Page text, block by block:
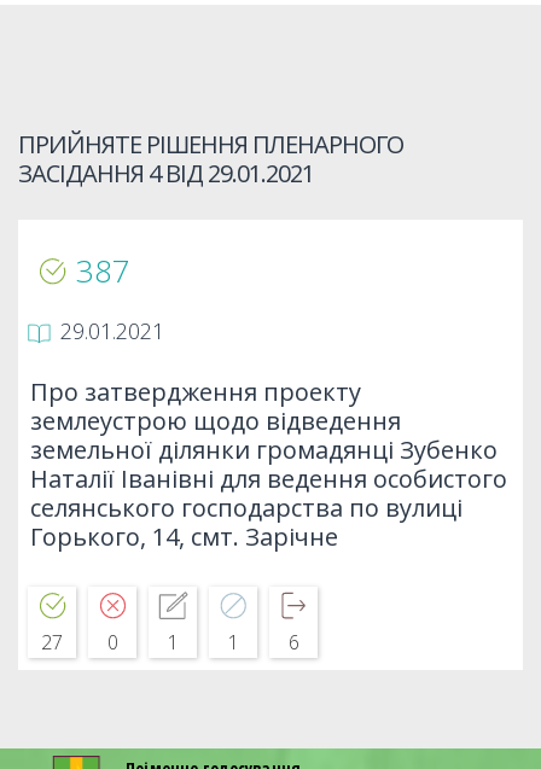
ПРИЙНЯТЕ РІШЕННЯ ПЛЕНАРНОГО
ЗАСІДАННЯ 4 ВІД29.01.2021
387
29.01.2021
Про затвердження проекту
землеустрою щодо відведення
земельної ділянки громадянці Зубенко
Наталії Іванівні для ведення особистого
селянського господарства по вулиці
Горького, 14, смт. Зарічне
27 0 1 1 6